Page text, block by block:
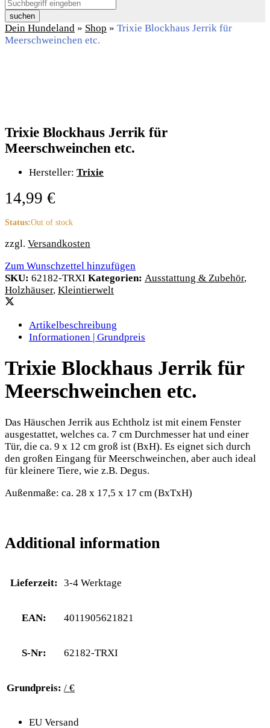
suchen
Dein Hundeland » Shop » Trixie Blockhaus Jerrik für
Meerschweinchen etc.
Trixie Blockhaus Jerrik für
Meerschweinchen etc.
Hersteller: Trixie
14,99 €
Status:Out of stock
zzgl. Versandkosten
Zum Wunschzettel hinzufügen
SKU: 62182-TRXI Kategorien: Ausstattung & Zubehör,
Holzhäuser, Kleintierwelt
Artikelbeschreibung
Informationen | Grundpreis
Trixie Blockhaus Jerrik für
Meerschweinchen etc.
Das Häuschen Jerrik aus Echtholz ist mit einem Fenster
ausgestattet, welches ca. 7 cm Durchmesser hat und einer
Tür, die ca. 9 x 12 cm groß ist (BxH). Es eignet sich durch
den großen Eingang für Meerschweinchen, aber auch ideal
für kleinere Tiere, wie z.B. Degus.
Außenmaße: ca. 28 x 17,5 x 17 cm (BxTxH)
Additional information
Lieferzeit: 3-4 Werktage
EAN: 4011905621821
S-Nr: 62182-TRXI
Grundpreis: / €
EU Versand